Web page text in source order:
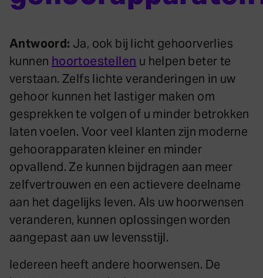
Antwoord: Ja, ook bij licht gehoorverlies
kunnen hoortoestellen u helpen beter te
verstaan. Zelfs lichte veranderingen in uw
gehoor kunnen het lastiger maken om
gesprekken te volgen of u minder betrokken
laten voelen. Voor veel klanten zijn moderne
gehoorapparaten kleiner en minder
opvallend. Ze kunnen bijdragen aan meer
zelfvertrouwen en een actievere deelname
aan het dagelijks leven. Als uw hoorwensen
veranderen, kunnen oplossingen worden
aangepast aan uw levensstijl.
Iedereen heeft andere hoorwensen. De